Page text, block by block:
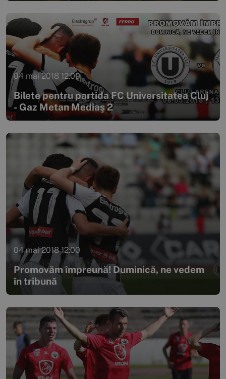
04 mai 2018 12:00
Bilete pentru partida FC Universitatea Cluj
- Gaz Metan Mediaş 2
04 mai 2018 12:00
Promovăm împreună! Duminică, ne vedem
în tribună